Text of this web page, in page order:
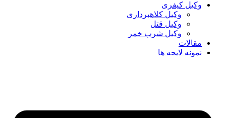
وکیل کیفری
وکیل کلاهبرداری
وکیل قتل
وکیل شرب خمر
مقالات
نمونه لایحه ها